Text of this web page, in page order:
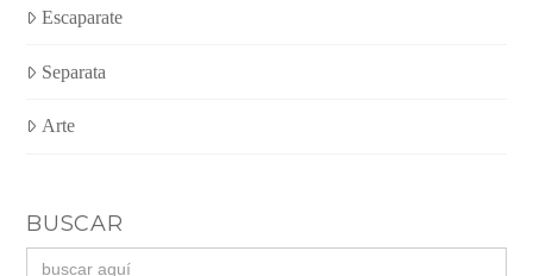
Escaparate
Separata
Arte
BUSCAR
Buscar: